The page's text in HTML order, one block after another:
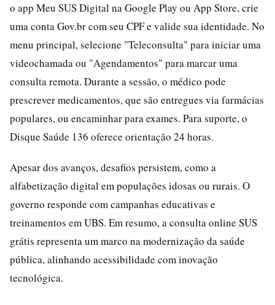
o app Meu SUS Digital na Google Play ou App Store, crie
uma conta Gov.br com seu CPF e valide sua identidade. No
menu principal, selecione "Teleconsulta" para iniciar uma
videochamada ou "Agendamentos" para marcar uma
consulta remota. Durante a sessão, o médico pode
prescrever medicamentos, que são entregues via farmácias
populares, ou encaminhar para exames. Para suporte, o
Disque Saúde 136 oferece orientação 24 horas.
Apesar dos avanços, desafios persistem, como a
alfabetização digital em populações idosas ou rurais. O
governo responde com campanhas educativas e
treinamentos em UBS. Em resumo, a consulta online SUS
grátis representa um marco na modernização da saúde
pública, alinhando acessibilidade com inovação
tecnológica.